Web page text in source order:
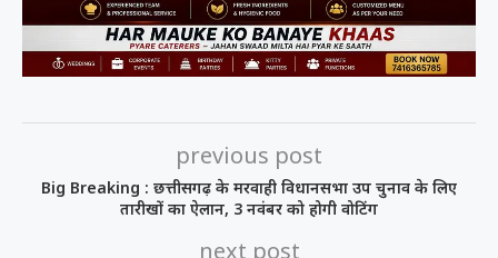
previous post
Big Breaking : छत्तीसगढ़ के मरवाही विधानसभा उप चुनाव के लिए
तारीखों का ऐलान, 3 नवंबर को होगी वोटिंग
next post